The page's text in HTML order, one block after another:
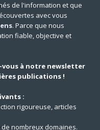
de l'information et que
avec vous
. Parce que nous
fiable, objective et
à notre newsletter
publications !
:
rigoureuse, articles
nombreux domaines.